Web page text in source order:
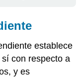
establece
con respecto a
y es